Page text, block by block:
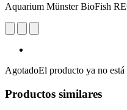
Aquarium Münster BioFish
AgotadoEl producto ya no
Productos similares